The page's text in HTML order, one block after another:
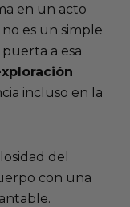
en un acto
es un simple
a esa
incluso en la
del
con una